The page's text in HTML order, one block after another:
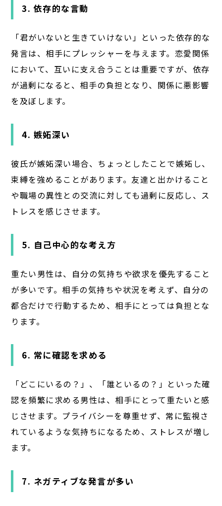
3. 依存的な言動
「君がいないと生きていけない」といった依存的な
発言は、相手にプレッシャーを与えます。恋愛関係
において、互いに支え合うことは重要ですが、依存
が過剰になると、相手の負担となり、関係に悪影響
を及ぼします。
4. 嫉妬深い
彼氏が嫉妬深い場合、ちょっとしたことで嫉妬し、
束縛を強めることがあります。友達と出かけること
や職場の異性との交流に対しても過剰に反応し、ス
トレスを感じさせます。
5. 自己中心的な考え方
重たい男性は、自分の気持ちや欲求を優先すること
が多いです。相手の気持ちや状況を考えず、自分の
都合だけで行動するため、相手にとっては負担とな
ります。
6. 常に確認を求める
「どこにいるの？」、「誰といるの？」といった確
認を頻繁に求める男性は、相手にとって重たいと感
じさせます。プライバシーを尊重せず、常に監視さ
れているような気持ちになるため、ストレスが増し
ます。
7. ネガティブな発言が多い